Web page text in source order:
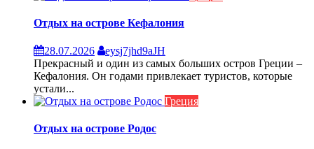
Отдых на острове Кефалония
28.07.2026
eysj7jhd9aJH
Прекрасный и один из самых больших остров Греции –
Кефалония. Он годами привлекает туристов, которые
устали...
Греция
Отдых на острове Родос